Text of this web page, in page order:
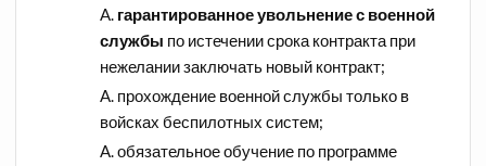
гарантированное увольнение с военной
службы по истечении срока контракта при
нежелании заключать новый контракт;
прохождение военной службы только в
войсках беспилотных систем;
обязательное обучение по программе